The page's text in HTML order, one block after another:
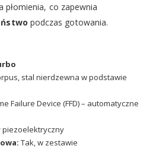
płomienia, co zapewnia
podczas gotowania.
stal nierdzewna w podstawie
Failure Device (FFD) – automatyczne
piezoelektryczny
Tak, w zestawie